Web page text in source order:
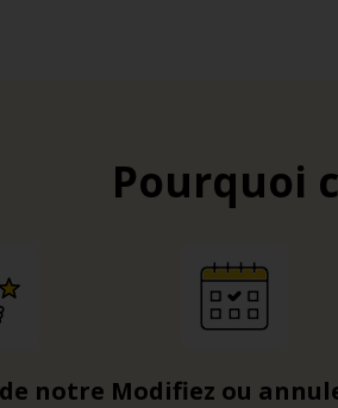
Pourquoi
notre Modifiez ou